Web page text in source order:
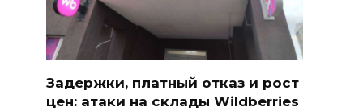
Задержки, платный отказ и рост
цен: атаки на склады Wildberries